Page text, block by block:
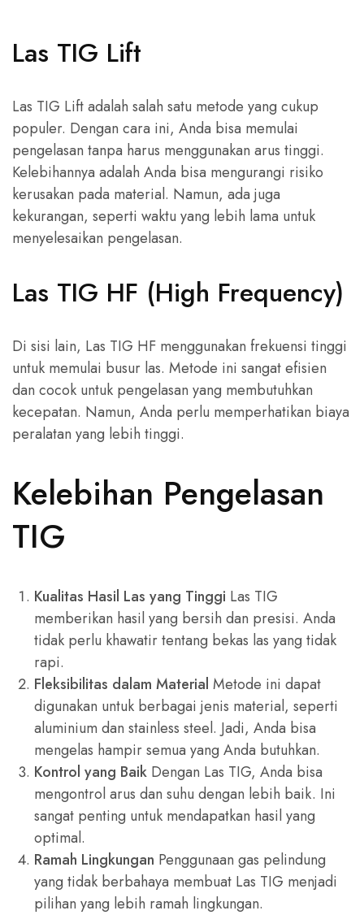
Las TIG Lift
Las TIG Lift adalah salah satu metode yang cukup
populer. Dengan cara ini, Anda bisa memulai
pengelasan tanpa harus menggunakan arus tinggi.
Kelebihannya adalah Anda bisa mengurangi risiko
kerusakan pada material. Namun, ada juga
kekurangan, seperti waktu yang lebih lama untuk
menyelesaikan pengelasan.
Las TIG HF (High Frequency)
Di sisi lain, Las TIG HF menggunakan frekuensi tinggi
untuk memulai busur las. Metode ini sangat efisien
dan cocok untuk pengelasan yang membutuhkan
kecepatan. Namun, Anda perlu memperhatikan biaya
peralatan yang lebih tinggi.
Kelebihan Pengelasan
TIG
Kualitas Hasil Las yang Tinggi Las TIG
memberikan hasil yang bersih dan presisi. Anda
tidak perlu khawatir tentang bekas las yang tidak
rapi.
Fleksibilitas dalam Material Metode ini dapat
digunakan untuk berbagai jenis material, seperti
aluminium dan stainless steel. Jadi, Anda bisa
mengelas hampir semua yang Anda butuhkan.
Kontrol yang Baik Dengan Las TIG, Anda bisa
mengontrol arus dan suhu dengan lebih baik. Ini
sangat penting untuk mendapatkan hasil yang
optimal.
Ramah Lingkungan Penggunaan gas pelindung
yang tidak berbahaya membuat Las TIG menjadi
pilihan yang lebih ramah lingkungan.